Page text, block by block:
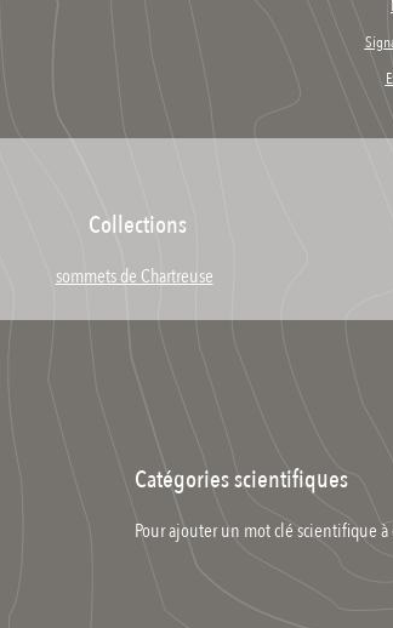
Collections
sommets de Chartreuse
Catégories scientifiques
Pour ajouter un mot clé scientifique